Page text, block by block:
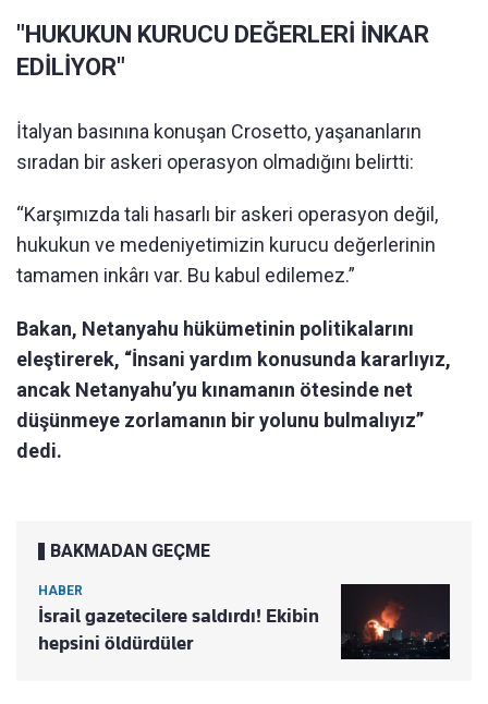
"HUKUKUN KURUCU DEĞERLERİ İNKAR
EDİLİYOR"
İtalyan basınına konuşan Crosetto, yaşananların
sıradan bir askeri operasyon olmadığını belirtti:
“Karşımızda tali hasarlı bir askeri operasyon değil,
hukukun ve medeniyetimizin kurucu değerlerinin
tamamen inkârı var. Bu kabul edilemez.”
Bakan, Netanyahu hükümetinin politikalarını
eleştirerek, “İnsani yardım konusunda kararlıyız,
ancak Netanyahu’yu kınamanın ötesinde net
düşünmeye zorlamanın bir yolunu bulmalıyız”
dedi.
BAKMADAN GEÇME
HABER
İsrail gazetecilere saldırdı! Ekibin
hepsini öldürdüler